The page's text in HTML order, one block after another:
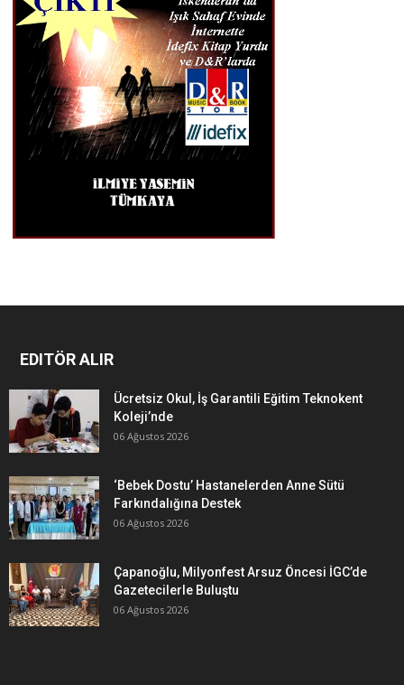
EDITÖR ALIR
Ücretsiz Okul, İş Garantili Eğitim Teknokent
Koleji’nde
06 Ağustos 2026
‘Bebek Dostu’ Hastanelerden Anne Sütü
Farkındalığına Destek
06 Ağustos 2026
Çapanoğlu, Milyonfest Arsuz Öncesi İGC’de
Gazetecilerle Buluştu
06 Ağustos 2026